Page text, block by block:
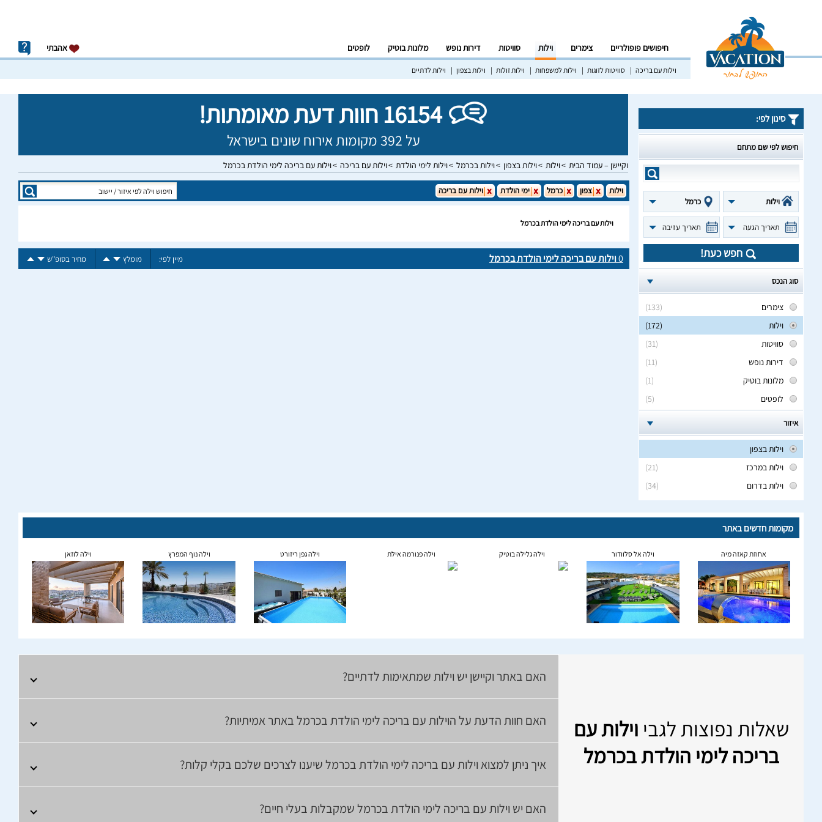
חיפושים פופולריים צימרים וילות סוויטות דירות נופש מלונות בוטיק לופטים אהבתי
וילות עם בריכה סוויטות לזוגות וילות למשפחות וילות זולות וילות בצפון וילות לדתיים
16154 חוות דעת מאומתות!
על 392 מקומות אירוח שונים בישראל
וקיישן – עמוד הבית וילות וילות בצפון וילות בכרמל וילות לימי הולדת וילות עם בריכה וילות עם בריכה לימי הולדת בכרמל
סינון לפי:
חיפוש לפי שם מתחם
וילות כרמל
תאריך הגעה תאריך עזיבה
חפש כעת!
סוג הנכס
(133)
צימרים
(172)
וילות
(31)
סוויטות
(11)
דירות נופש
(1)
מלונות בוטיק
(5)
לופטים
איזור
וילות בצפון
(21)
וילות במרכז
(34)
וילות בדרום
וילות צפון כרמל ימי הולדת וילות עם בריכה
וילות עם בריכה לימי הולדת בכרמל
0וילות עם בריכה לימי הולדת בכרמל מיין לפי: מומלץ מחיר בסופ"ש
מקומות חדשים באתר
אחוזת קאזה מיה וילה אל סלוודור וילה גלילה בוטיק וילה פנורמה אילת וילה גפן ריזורט וילה נוף המפרץ וילה לוזאן
שאלות נפוצות לגבי וילות עם
בריכה לימי הולדת בכרמל
האם באתר וקיישן יש וילות שמתאימות לדתיים?
האם חוות הדעת על הוילות עם בריכה לימי הולדת בכרמל באתר אמיתיות?
איך ניתן למצוא וילות עם בריכה לימי הולדת בכרמל שיענו לצרכים שלכם בקלי קלות?
האם יש וילות עם בריכה לימי הולדת בכרמל שמקבלות בעלי חיים?